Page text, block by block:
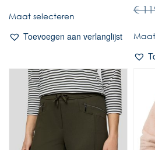
Maat selecteren
Toevoegen aan verlanglijst
€